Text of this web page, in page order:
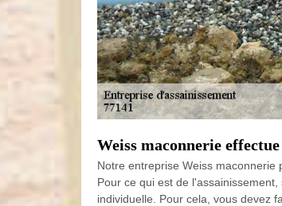
Weiss maconnerie
Notre entreprise Weiss maconnerie
Pour ce qui est de
individuelle. Pour cela, vous devez